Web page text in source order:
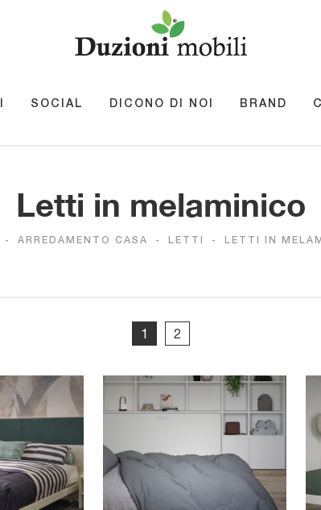
SOCIAL DICONO DI NOI BRAND
Letti in melaminico
- ARREDAMENTO CASA - LETTI - LETTI IN
1 2